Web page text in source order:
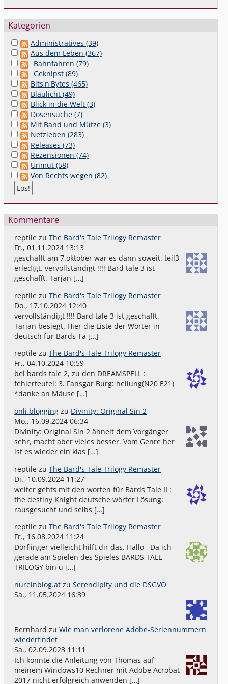
Kategorien
Administratives (39)
Aus dem Leben (367)
Bahnfahren (79)
Geknipst (89)
Bits'n'Bytes (465)
Blaulicht (49)
Blick in die Welt (3)
Dosensuche (7)
Mit Band und Mütze (3)
Netzleben (283)
Releases (73)
Rezensionen (74)
Unmut (58)
Von Rechts wegen (82)
Kommentare
reptile zuThe Bard's Tale Trilogy Remaster
Fr., 01.11.2024 13:13
geschafft,am 7.oktober war es dann soweit. teil3
erledigt. vervollständigt !!!! Bard tale 3 ist
geschafft. Tarjan […]
reptile zuThe Bard's Tale Trilogy Remaster
Do., 17.10.2024 12:40
vervollständigt !!!! Bard tale 3 ist geschafft.
Tarjan besiegt. Hier die Liste der Wörter in
deutsch für Bards Ta […]
reptile zuThe Bard's Tale Trilogy Remaster
Fr., 04.10.2024 10:59
bei bards tale 2, zu den DREAMSPELL :
fehlerteufel: 3. Fansgar Burg: heilung(N20 E21)
*danke an Mäuse […]
onli blogging zu Divinity: Original Sin 2
Mo., 16.09.2024 06:34
Divinity: Original Sin 2 ähnelt dem Vorgänger
sehr, macht aber vieles besser. Vom Genre her
ist es wieder ein klas […]
reptile zuThe Bard's Tale Trilogy Remaster
Di., 10.09.2024 11:27
weiter gehts mit den worten für Bards Tale II :
the destiny Knight deutsche wörter Lösung:
rausgesucht und selbs […]
reptile zuThe Bard's Tale Trilogy Remaster
Fr., 16.08.2024 11:24
Dörflinger vielleicht hilft dir das. Hallo , Da ich
gerade am Spielen des Spieles BARDS TALE
TRILOGY bin u […]
nureinblog.at zuSerendipity und die DSGVO
Sa., 11.05.2024 16:39
Bernhard zuWie man verlorene Adobe-Seriennummern
wiederfindet
Sa., 02.09.2023 11:11
Ich konnte die Anleitung von Thomas auf
meinem Windows10 Rechner mit Adobe Acrobat
2017 nicht erfolgreich anwenden […]